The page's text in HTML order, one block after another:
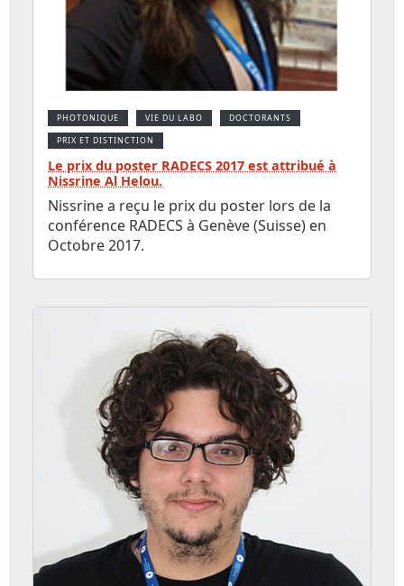
PHOTONIQUE VIE DU LABO DOCTORANTS
PRIX ET DISTINCTION
Le prix du poster RADECS 2017 est attribué à
Nissrine Al Helou.
Nissrine a reçu le prix du poster lors de la
conférence RADECS à Genève (Suisse) en
Octobre 2017.